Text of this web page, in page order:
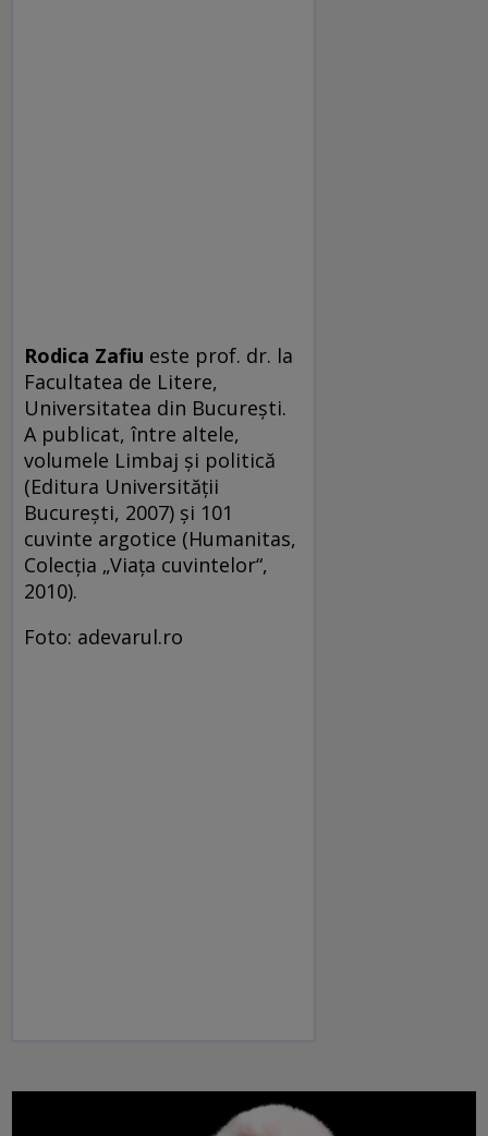
Rodica Zafiu este prof. dr. la
Facultatea de Litere,
Universitatea din București.
A publicat, între altele,
volumele Limbaj și politică
(Editura Universității
București, 2007) și 101
cuvinte argotice (Humanitas,
Colecția „Viața cuvintelor“,
2010).
Foto: adevarul.ro